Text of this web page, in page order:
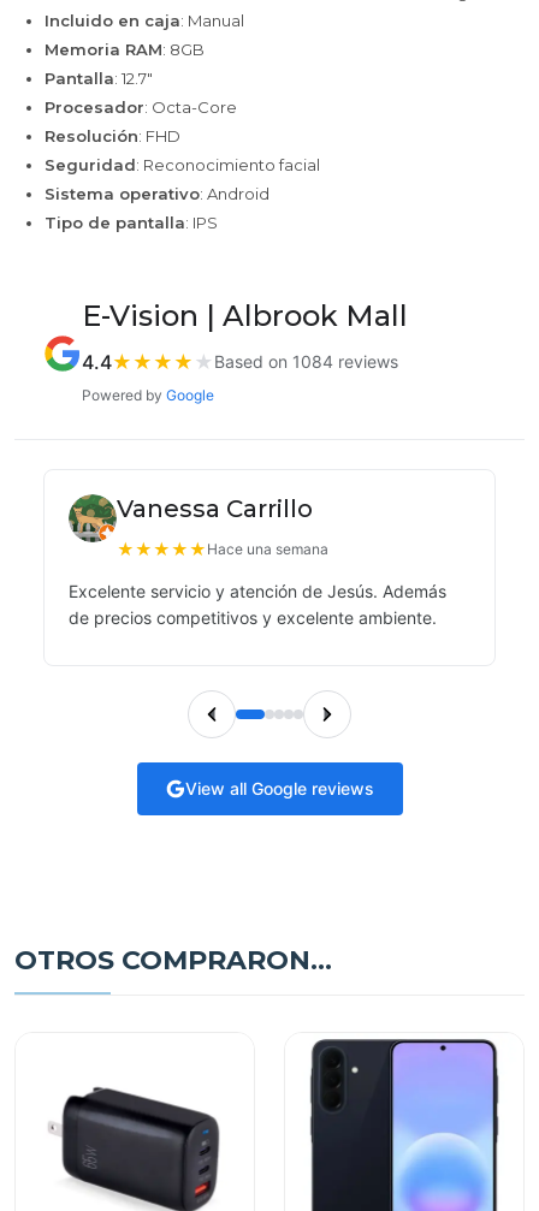
Incluido en caja: Manual
Memoria RAM: 8GB
Pantalla: 12.7"
Procesador: Octa-Core
Resolución: FHD
Seguridad: Reconocimiento facial
Sistema operativo: Android
Tipo de pantalla: IPS
E-Vision | Albrook Mall
4.4★ ★ ★ ★ ★ Based on 1084 reviews
Powered by Google
Vanessa Carrillo
★★★★★ Hace una semana
Excelente servicio y atención de Jesús. Además
de precios competitivos y excelente ambiente.
View all Google reviews
OTROS COMPRARON...